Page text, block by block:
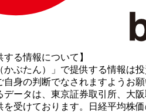
する情報について】
かぶたん）」で提供する情報は
身の判断でなされますようお願
ータは、東京証券取引所、大阪
受けております。日経平均株